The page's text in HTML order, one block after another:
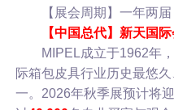
【展会周期】一年两届
【中国总代】新天国
MIPEL成立于1962年，
际箱包皮具行业历史最悠
一。2026年秋季展预计将